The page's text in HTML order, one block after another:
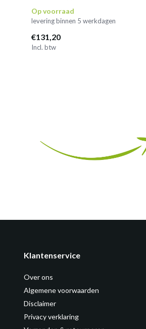
Op voorraad
levering binnen 5 werkdagen
€131,20
Incl. btw
Klantenservice
Over ons
Algemene voorwaarden
Disclaimer
Privacy verklaring